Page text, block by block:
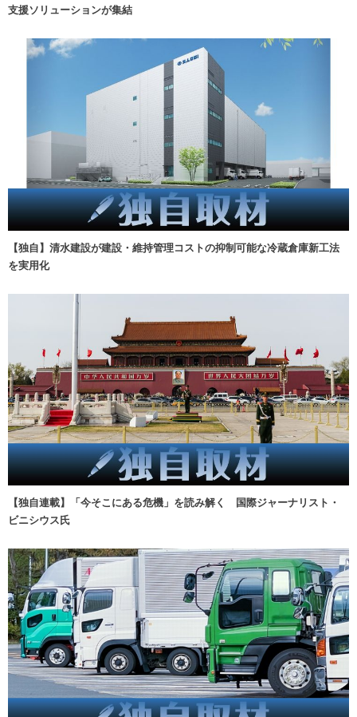
支援ソリューションが集結
【独自】清水建設が建設・維持管理コストの抑制可能な冷蔵倉庫新工法
を実用化
【独自連載】「今そこにある危機」を読み解く 国際ジャーナリスト・
ビニシウス氏